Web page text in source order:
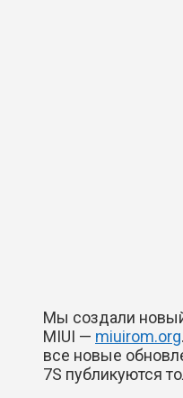
Мы создали
MIUI — miuirom.org
все новые
7S публикуются